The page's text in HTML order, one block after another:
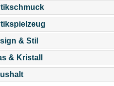
& Stil
& Kristall